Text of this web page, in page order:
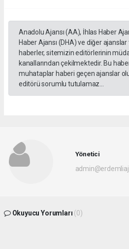
Anadolu Ajansı (AA), İhlas Haber
Haber Ajansı (DHA) ve diğer
haberler, sitemizin editörlerinin
kanallarından çekilmektedir. Bu
muhataplar haberi geçen ajanslar
editörü sorumlu tutulamaz...
Yönetici
Okuyucu Yorumları (0)